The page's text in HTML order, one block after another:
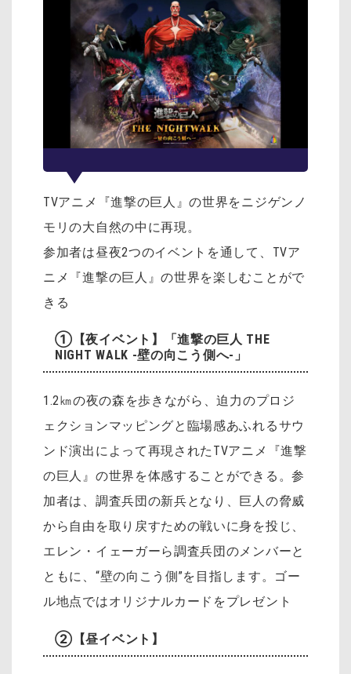
TVアニメ『進撃の巨人』の世界をニジゲンノ
モリの大自然の中に再現。
参加者は昼夜2つのイベントを通して、TVア
ニメ『進撃の巨人』の世界を楽しむことがで
きる
①【夜イベント】「進撃の巨人 THE
NIGHT WALK -壁の向こう側へ-」
1.2㎞の夜の森を歩きながら、迫力のプロジ
ェクションマッピングと臨場感あふれるサウ
ンド演出によって再現されたTVアニメ『進撃
の巨人』の世界を体感することができる。参
加者は、調査兵団の新兵となり、巨人の脅威
から自由を取り戻すための戦いに身を投じ、
エレン・イェーガーら調査兵団のメンバーと
ともに、“壁の向こう側”を目指します。ゴー
ル地点ではオリジナルカードをプレゼント
②【昼イベント】